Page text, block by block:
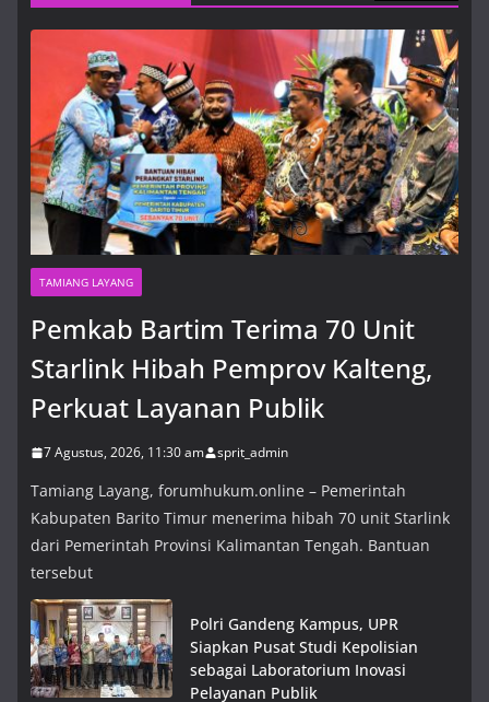
Pemkab Bartim Terima 70 Unit
Starlink Hibah Pemprov Kalteng,
Perkuat Layanan Publik
7 Agustus, 2026, 11:30 am
TAMIANG LAYANG
Pemkab Bartim Terima 70 Unit
Starlink Hibah Pemprov Kalteng,
Perkuat Layanan Publik
7 Agustus, 2026, 11:30 am sprit_admin
Tamiang Layang, forumhukum.online – Pemerintah
Kabupaten Barito Timur menerima hibah 70 unit Starlink
dari Pemerintah Provinsi Kalimantan Tengah. Bantuan
tersebut
Polri Gandeng Kampus, UPR
Siapkan Pusat Studi Kepolisian
sebagai Laboratorium Inovasi
Pelayanan Publik